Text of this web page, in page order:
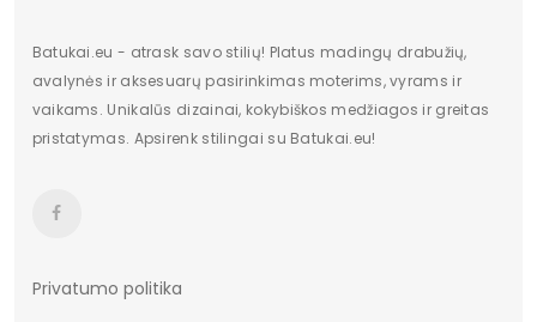
Batukai.eu - atrask savo stilių! Platus madingų drabužių,
avalynės ir aksesuarų pasirinkimas moterims, vyrams ir
vaikams. Unikalūs dizainai, kokybiškos medžiagos ir greitas
pristatymas. Apsirenk stilingai su Batukai.eu!
Privatumo politika